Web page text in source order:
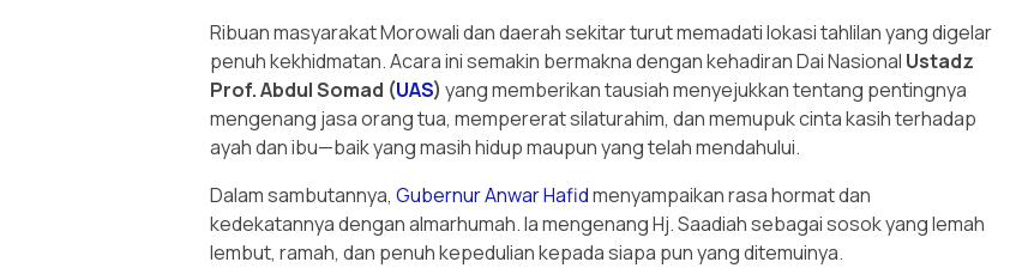
Ribuan masyarakat Morowali dan daerah sekitar turut memadati lokasi tahlilan yang digelar
penuh kekhidmatan. Acara ini semakin bermakna dengan kehadiran Dai Nasional Ustadz
Prof. Abdul Somad (UAS) yang memberikan tausiah menyejukkan tentang pentingnya
mengenang jasa orang tua, mempererat silaturahim, dan memupuk cinta kasih terhadap
ayah dan ibu—baik yang masih hidup maupun yang telah mendahului.
Dalam sambutannya, Gubernur Anwar Hafidmenyampaikan rasa hormat dan
kedekatannya dengan almarhumah. Ia mengenang Hj. Saadiah sebagai sosok yang lemah
lembut, ramah, dan penuh kepedulian kepada siapa pun yang ditemuinya.